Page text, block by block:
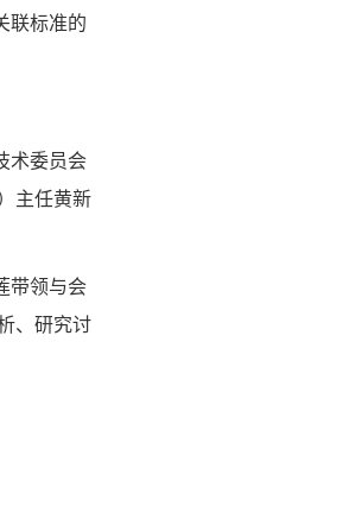
联标准的
术委员会
主任黄新
带领与会
、研究讨